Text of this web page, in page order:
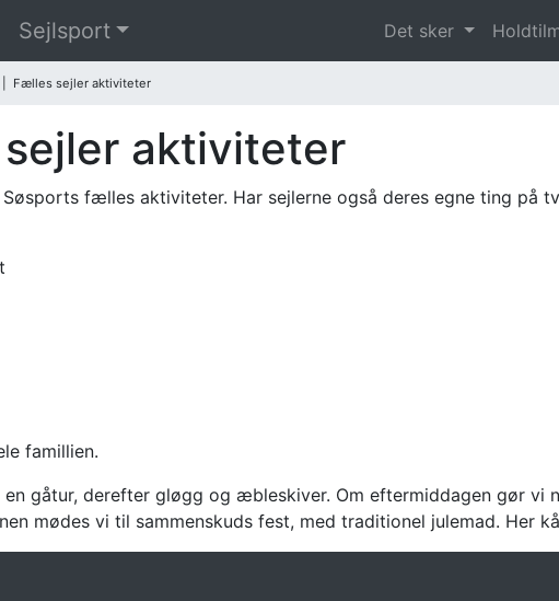
Sejlsport Det sker
Fælles sejler aktiviteter
aktiviteter
fælles aktiviteter. Har sejlerne også deres egne ting på
famillien.
en gåtur, derefter gløgg og æbleskiver. Om eftermiddagen gør vi
mødes vi til sammenskuds fest, med traditionel julemad. Her